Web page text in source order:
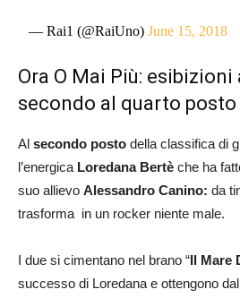
— Rai1 (@RaiUno)June 15, 2018
Ora O Mai Più:
secondo al quarto posto
Al secondo posto della classifica di
l’energica Loredana Bertè che ha
suo allievo Alessandro Canino: da
trasforma in un rocker niente male.
I due si cimentano nel brano “Il Mare
successo di Loredana e ottengono